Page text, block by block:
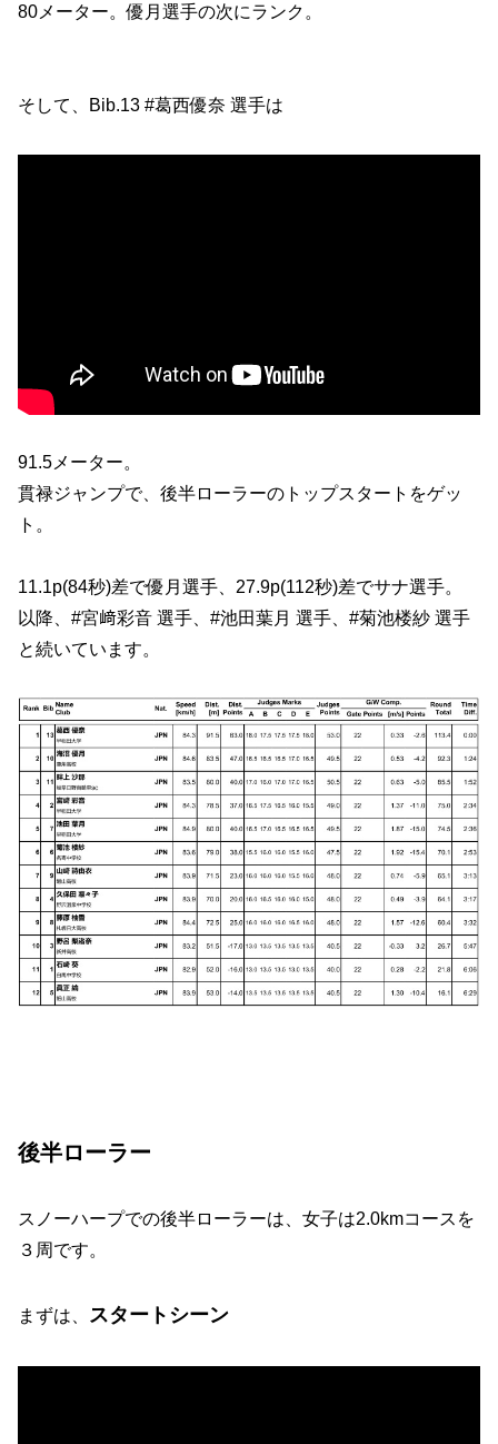
80メーター。優月選手の次にランク。
そして、Bib.13 #葛西優奈 選手は
91.5メーター。
貫禄ジャンプで、後半ローラーのトップスタートをゲッ
ト。
11.1p(84秒)差で優月選手、27.9p(112秒)差でサナ選手。
以降、#宮﨑彩音 選手、#池田葉月 選手、#菊池楼紗 選手
と続いています。
後半ローラー
スノーハープでの後半ローラーは、女子は2.0kmコースを
３周です。
まずは、 スタートシーン